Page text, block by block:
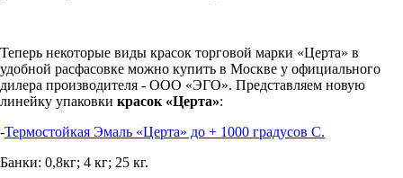
Теперь некоторые виды красок торговой марки «Церта» в
удобной расфасовке можно купить в Москве у официального
дилера производителя - ООО «ЭГО». Представляем новую
линейку упаковки красок «Церта»:
-Термостойкая Эмаль «Церта» до + 1000 градусов С.
Банки: 0,8кг; 4 кг; 25 кг.